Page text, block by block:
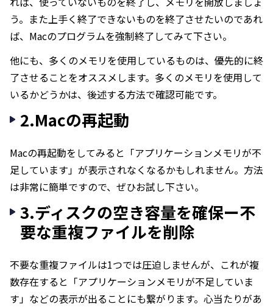
う。また上手く終了できないものを終了させたいのであれ
ば、Macのプログラムを強制終了してみて下さい。
他にも、多くのメモリを使用しているものは、優先的に終
了させることをオススメします。多くのメモリを使用して
いるかどうかは、後述する方法で確認可能です。
2.Macの再起動
Macの再起動をしてみると「アプリケーションメモリが不
足しています」が表示されなくなるかもしれません。方法
は非常に簡単ですので、ぜひお試し下さい。
3.ディスクの空き容量を確保ー不
要な重複ファイルを削除
不要な重複ファイルは1つでは圧迫しませんが、これが複
数存在すると「アプリケーションメモリが不足していま
す」などの表示が出ることにも繋がります。心当たりがあ